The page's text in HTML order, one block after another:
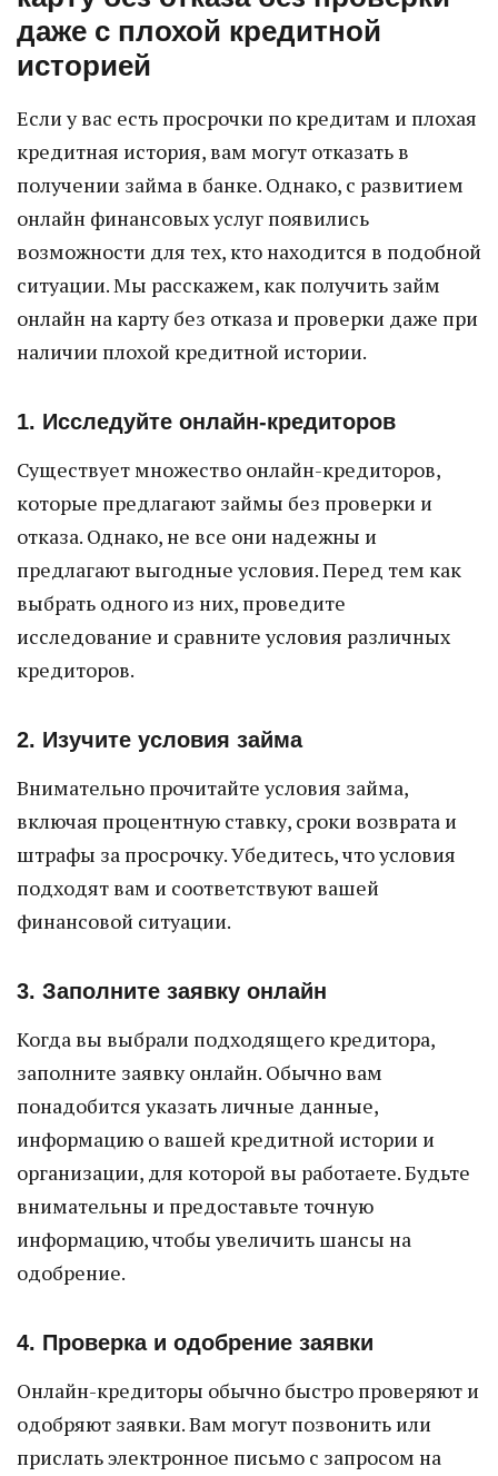
даже с плохой кредитной
историей
Если у вас есть просрочки по кредитам и плохая
кредитная история, вам могут отказать в
получении займа в банке. Однако, с развитием
онлайн финансовых услуг появились
возможности для тех, кто находится в подобной
ситуации. Мы расскажем, как получить займ
онлайн на карту без отказа и проверки даже при
наличии плохой кредитной истории.
1. Исследуйте онлайн-кредиторов
Существует множество онлайн-кредиторов,
которые предлагают займы без проверки и
отказа. Однако, не все они надежны и
предлагают выгодные условия. Перед тем как
выбрать одного из них, проведите
исследование и сравните условия различных
кредиторов.
2. Изучите условия займа
Внимательно прочитайте условия займа,
включая процентную ставку, сроки возврата и
штрафы за просрочку. Убедитесь, что условия
подходят вам и соответствуют вашей
финансовой ситуации.
3. Заполните заявку онлайн
Когда вы выбрали подходящего кредитора,
заполните заявку онлайн. Обычно вам
понадобится указать личные данные,
информацию о вашей кредитной истории и
организации, для которой вы работаете. Будьте
внимательны и предоставьте точную
информацию, чтобы увеличить шансы на
одобрение.
4. Проверка и одобрение заявки
Онлайн-кредиторы обычно быстро проверяют и
одобряют заявки. Вам могут позвонить или
прислать электронное письмо с запросом на